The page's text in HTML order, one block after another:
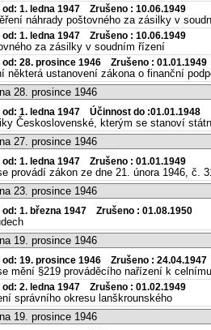
1. ledna 1947 Zrušeno : 10.06.1949
náhrady poštovného za zásilky v
1. ledna 1947 Zrušeno : 10.06.1949
za zásilky v soudním řízení
od: 28. prosince 1946 Zrušeno : 01.01.1949
některá ustanovení zákona o finanční
28. prosince 1946
1. ledna 1947 Účinnost do :01.01.1948
Československé, kterým se stanoví
27. prosince 1946
1. ledna 1947 Zrušeno : 01.01.1949
provádí zákon ze dne 21. února 1946, č.
23. prosince 1946
1. března 1947 Zrušeno : 01.08.1950
19. prosince 1946
od: 19. prosince 1946 Zrušeno : 24.04.1947
mění §219 prováděcího nařízení k
2. ledna 1947 Zrušeno : 01.02.1949
správního okresu lanškrounského
19. prosince 1946
+náhrady